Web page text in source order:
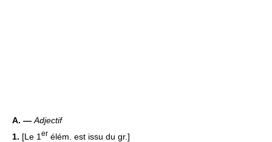
A. — Adjectif
1. [Le 1 er élém. est issu du gr.]